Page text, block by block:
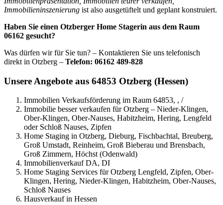
Immobilieninszenierung ist also ausgetüftelt und geplant konstruiert.
Haben Sie einen Otzberger Home Stagerin aus dem Raum
06162 gesucht?
Was dürfen wir für Sie tun? – Kontaktieren Sie uns telefonisch
direkt in Otzberg – Telefon: 06162 489-828
Unsere Angebote aus 64853 Otzberg (Hessen)
Immobilien Verkaufsförderung im Raum 64853, , /
Immobilie besser verkaufen für Otzberg – Nieder-Klingen,
Ober-Klingen, Ober-Nauses, Habitzheim, Hering, Lengfeld
oder Schloß Nauses, Zipfen
Home Staging in Otzberg, Dieburg, Fischbachtal, Breuberg,
Groß Umstadt, Reinheim, Groß Bieberau und Brensbach,
Groß Zimmern, Höchst (Odenwald)
Immobilienverkauf DA, DI
Home Staging Services für Otzberg Lengfeld, Zipfen, Ober-
Klingen, Hering, Nieder-Klingen, Habitzheim, Ober-Nauses,
Schloß Nauses
Hausverkauf in Hessen